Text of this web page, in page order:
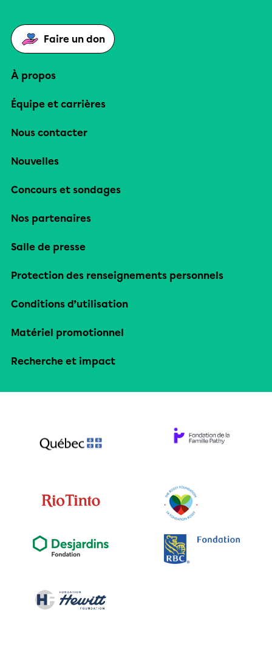
Faire un don
À propos
Équipe et carrières
Nous contacter
Nouvelles
Concours et sondages
Nos partenaires
Salle de presse
Protection des renseignements personnels
Conditions d’utilisation
Matériel promotionnel
Recherche et impact